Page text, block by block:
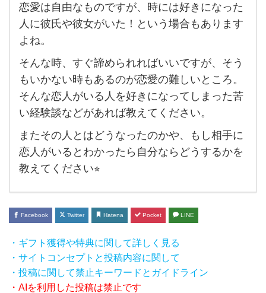
い
る人
を好
き
に
な
っ
て
し
ま
っ
た経
験の
あ
る人
は
恋愛は自由なものですが、時には好きになった
人に彼氏や彼女がいた！という場合もあります
よね。
そんな時、すぐ諦められればいいですが、そう
もいかない時もあるのが恋愛の難しいところ。
そんな恋人がいる人を好きになってしまった苦
い経験談などがあれば教えてください。
またその人とはどうなったのかや、もし相手に
恋人がいるとわかったら自分ならどうするかを
教えてください⭐︎
Facebook Twitter Hatena Pocket LINE
・ギフト獲得や特典に関して詳しく見る
・サイトコンセプトと投稿内容に関して
・投稿に関して禁止キーワードとガイドライン
・AIを利用した投稿は禁止です